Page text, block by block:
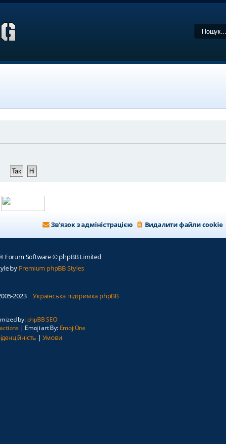
Видалити файли cookie
Зв'язок з адміністрацією
Forum Software © phpBB Limited
by Premium phpBB Styles
2023 Українська підтримка phpBB
by: phpBB SEO
| Emoji art By: EmojiOne
| Умови